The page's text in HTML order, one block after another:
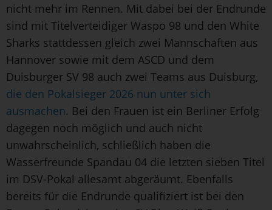
nicht mehr im Rennen. Mit dabei bei der Endrunde
sind mit Titelverteidiger Waspo 98 und den White
Sharks stattdessen gleich zwei Mannschaften aus
Hannover sowie mit dem ASCD und dem
Duisburger SV 98 auch zwei Teams aus Duisburg,
die den Pokalsieger 2026 nun unter sich
ausmachen. Bei den Frauen ist ein Berliner Erfolg
dagegen noch möglich und auch nicht
unwahrscheinlich, schließlich haben die
Wasserfreunde Spandau 04 die letzten sieben Titel
im DSV-Pokal allesamt abgeräumt. Ebenfalls
bereits für die Endrunde qualifiziert ist bei den